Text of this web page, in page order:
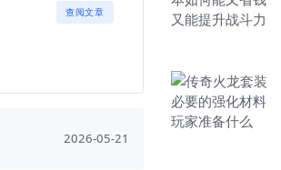
查阅文章
2026-05-21